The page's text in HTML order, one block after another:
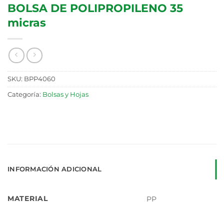
BOLSA DE POLIPROPILENO 35
micras
SKU: BPP4060
Categoría: Bolsas y Hojas
INFORMACIÓN ADICIONAL
MATERIAL PP